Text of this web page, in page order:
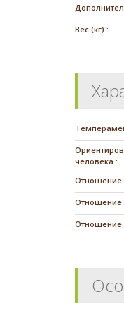
Вес (кг) :
человека :
Отношение
Отношение
Отношение